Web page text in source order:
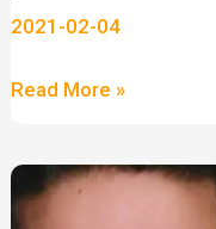
2021-02-04
Versão
do
para
iOS
Read More »
Primeiro